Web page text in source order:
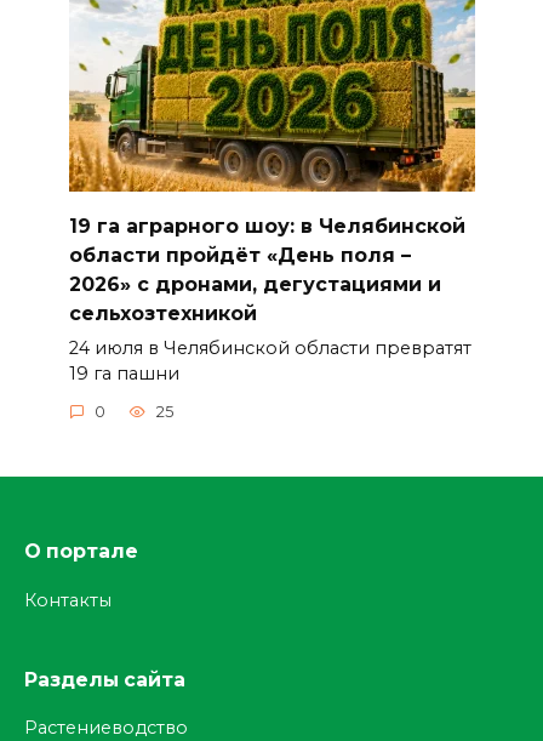
19 га аграрного шоу: в Челябинской
области пройдёт «День поля –
2026» с дронами, дегустациями и
сельхозтехникой
24 июля в Челябинской области превратят
19 га пашни
0 25
О портале
Контакты
Разделы сайта
Растениеводство